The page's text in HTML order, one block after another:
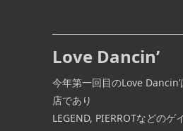
Love Dancin’
今年第一回目のLove
店であり
LEGEND, PIERROTなどのゲ